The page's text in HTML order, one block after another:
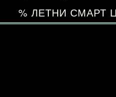
% ЛЕТНИ СМАРТ